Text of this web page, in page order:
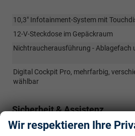
10,3" Infotainment-System mit
12-V-Steckdose im Gepäckraum
Nichtraucherausführung - Ablagefach
Digital Cockpit Pro, mehrfarbig,
wählbar
Sicherheit & Assistenz
Abbiegebremsfunktion und
Wir respektieren Ihre